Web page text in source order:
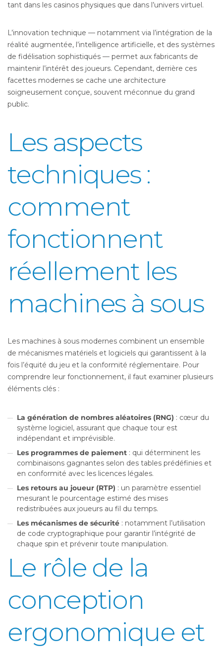
tant dans les casinos physiques que dans l’univers virtuel.
L’innovation technique — notamment via l’intégration de la
réalité augmentée, l’intelligence artificielle, et des systèmes
de fidélisation sophistiqués — permet aux fabricants de
maintenir l’intérêt des joueurs. Cependant, derrière ces
facettes modernes se cache une architecture
soigneusement conçue, souvent méconnue du grand
public.
Les aspects
techniques :
comment
fonctionnent
réellement les
machines à sous
Les machines à sous modernes combinent un ensemble
de mécanismes matériels et logiciels qui garantissent à la
fois l’équité du jeu et la conformité réglementaire. Pour
comprendre leur fonctionnement, il faut examiner plusieurs
éléments clés :
La génération de nombres aléatoires (RNG) : cœur du
système logiciel, assurant que chaque tour est
indépendant et imprévisible.
Les programmes de paiement : qui déterminent les
combinaisons gagnantes selon des tables prédéfinies et
en conformité avec les licences légales.
Les retours au joueur (RTP) : un paramètre essentiel
mesurant le pourcentage estimé des mises
redistribuées aux joueurs au fil du temps.
Les mécanismes de sécurité : notamment l’utilisation
de code cryptographique pour garantir l’intégrité de
chaque spin et prévenir toute manipulation.
Le rôle de la
conception
ergonomique et